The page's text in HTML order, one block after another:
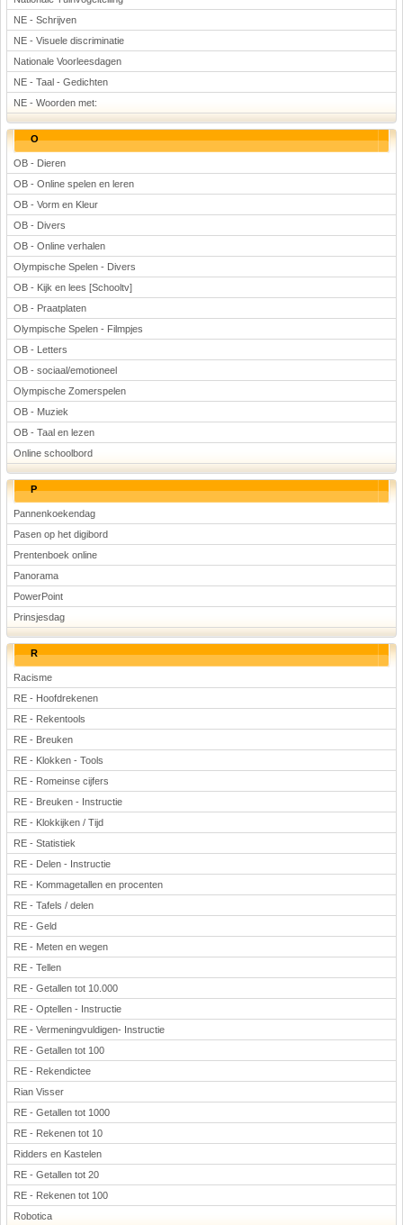
NE - Schrijven
NE - Visuele discriminatie
Nationale Voorleesdagen
NE - Taal - Gedichten
NE - Woorden met:
O
OB - Dieren
OB - Online spelen en leren
OB - Vorm en Kleur
OB - Divers
OB - Online verhalen
Olympische Spelen - Divers
OB - Kijk en lees [Schooltv]
OB - Praatplaten
Olympische Spelen - Filmpjes
OB - Letters
OB - sociaal/emotioneel
Olympische Zomerspelen
OB - Muziek
OB - Taal en lezen
Online schoolbord
P
Pannenkoekendag
Pasen op het digibord
Prentenboek online
Panorama
PowerPoint
Prinsjesdag
R
Racisme
RE - Hoofdrekenen
RE - Rekentools
RE - Breuken
RE - Klokken - Tools
RE - Romeinse cijfers
RE - Breuken - Instructie
RE - Klokkijken / Tijd
RE - Statistiek
RE - Delen - Instructie
RE - Kommagetallen en procenten
RE - Tafels / delen
RE - Geld
RE - Meten en wegen
RE - Tellen
RE - Getallen tot 10.000
RE - Optellen - Instructie
RE - Vermeningvuldigen- Instructie
RE - Getallen tot 100
RE - Rekendictee
Rian Visser
RE - Getallen tot 1000
RE - Rekenen tot 10
Ridders en Kastelen
RE - Getallen tot 20
RE - Rekenen tot 100
Robotica